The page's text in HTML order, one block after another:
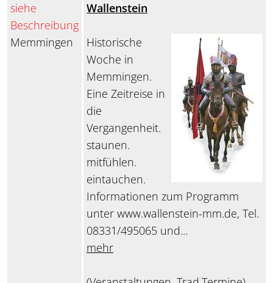
siehe
Beschreibung
Memmingen
Wallenstein
Historische
Woche in
Memmingen.
Eine Zeitreise in
die
Vergangenheit.
staunen.
mitfühlen.
eintauchen.
Informationen zum Programm
unter www.wallenstein-mm.de, Tel.
08331/495065 und...
mehr